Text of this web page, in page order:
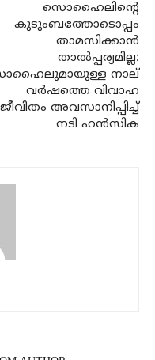
സൊഹൈലിന്റെ
കുടുംബത്തോടൊപ്പം
താമസിക്കാൻ
താൽപ്പര്യമില്ല:
നാല്
വർഷത്തെ വിവാഹ
ജീവിതം അവസാനിപ്പിച്ച്
നടി ഹൻസിക